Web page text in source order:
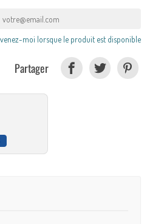
moi lorsque le produit est disponible
Partager